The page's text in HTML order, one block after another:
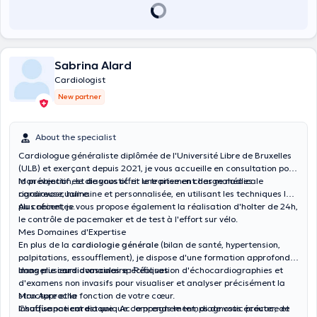
Sabrina Alard
Cardiologist
New partner
About the specialist
Cardiologue généraliste diplômée de l'Université Libre de Bruxelles
(ULB) et exerçant depuis 2021, je vous accueille en consultation pour
la prévention, le diagnostic et le traitement des maladies
cardiovascualire.
Mon objectif est de vous offrir une prise en charge médicale
rigoureuse, humaine et personnalisée, en utilisant les techniques les
plus récentes.
Au cabinet, je vous propose également la réalisation d'holter de 24h,
le contrôle de pacemaker et de test à l'effort sur vélo.
Mes Domaines d'Expertise
En plus de la cardiologie générale (bilan de santé, hypertension,
palpitations, essoufflement), je dispose d'une formation approfondie
dans plusieurs domaines spécifiques :
Imagerie cardiovasculaire :Réalisation d'échocardiographies et
d'examens non invasifs pour visualiser et analyser précisément la
structure et la fonction de votre cœur.
Insuffisance cardiaque :Accompagnement, diagnostic précoce et
Mon Approche
Chaque patient est unique. Je prends le temps de vous écouter, de